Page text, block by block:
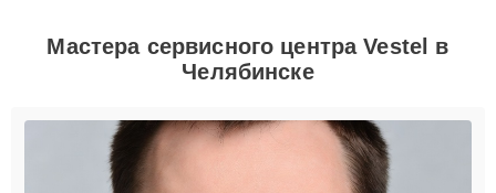
Мастера сервисного центра Vestel в
Челябинске